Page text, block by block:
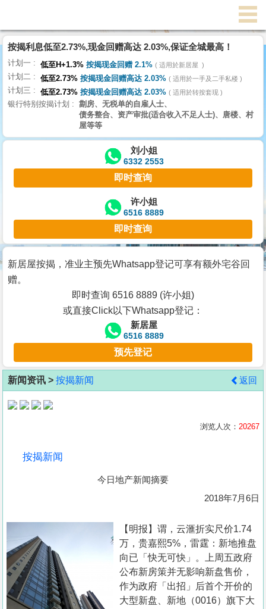
代
理
主
页
搵
楼/
交
业
主
宅
谷
按
客
地
产
置
业
手
册
按揭利息低至2.73%,现金回赠高达 2.03%,保证全城最高！
计划一 低至H+1.3% 按揭现金回赠 2.1% 适用於新居屋
计划二 低至2.73% 按揭现金回赠高达 2.03% 适用於一手及二手私楼
计划三 低至2.73% 按揭现金回赠高达 2.03% 适用於转按套现
银行特别按揭计划
劏房、无税单的自雇人士、
债务整合、资产审批(适合收入不足人士)、唐楼、村
屋等等
刘小姐
6332 2553
即时查询
许小姐
6516 8889
即时查询
新居屋按揭，准业主预先Whatsapp登记可享有额外宅谷回
赠。
即时查询 6516 8889 (许小姐)
或直接Click以下Whatsapp登记：
新居屋
6516 8889
预先登记
新闻资讯 > 按揭新闻 返回
浏览人次： 20267
按揭新闻
今日地产新闻摘要
2018年7月6日
【明报】谓，云滙折实尺价1.74
万，贵嘉熙5%，雷霆：新地推盘
向已「快无可快」。上周五政府
公布新房策并无影响新盘售价，
作为政府「出招」后首个开价的
大型新盘、新地（0016）旗下大